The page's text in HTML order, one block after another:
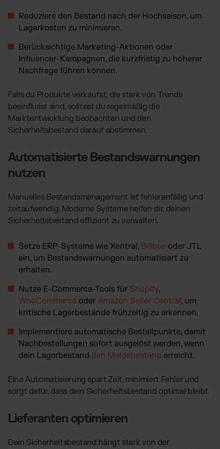
Reduziere den Bestand nach der Hochsaison, um
Lagerkosten zu minimieren.
Berücksichtige Marketing-Aktionen oder
Influencer-Kampagnen, die kurzfristig zu höherer
Nachfrage führen können.
Falls du Produkte verkaufst, die stark von Trends
beeinflusst sind, solltest du regelmäßig die
Marktentwicklung beobachten und den
Sicherheitsbestand darauf abstimmen.
Automatisierte Bestandswarnungen
nutzen
Manuelles Bestandsmanagement ist fehleranfällig und
zeitaufwendig. Moderne Systeme helfen dir, deinen
Sicherheitsbestand effizient zu verwalten.
Setze ERP-Systeme wie Xentral, Billbee oder JTL
ein, um Bestandswarnungen automatisiert zu
erhalten.
Nutze E-Commerce-Tools für Shopify,
WooCommerce oder Amazon Seller Central, um
kritische Lagerbestände frühzeitig zu erkennen.
Implementiere automatische Bestellpunkte, damit
Nachbestellungen sofort ausgelöst werden, wenn
dein Lagerbestand den Meldebestand erreicht.
Eine Automatisierung spart Zeit, minimiert Fehler und
sorgt dafür, dass dein Sicherheitsbestand optimal bleibt.
Lieferanten optimieren
Dein Sicherheitsbestand hängt stark von der